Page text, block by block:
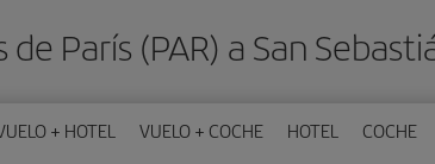
París (PAR) a San
+ HOTEL VUELO + COCHE HOTEL COCHE